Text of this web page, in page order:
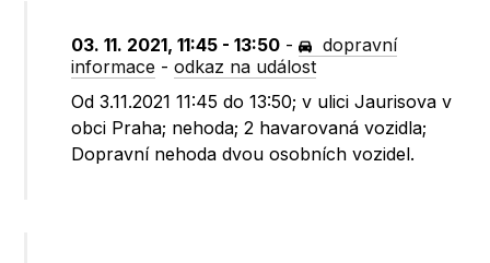
03. 11. 2021, 11:45 - 13:50 -
dopravní
informace -odkaz na událost
Od 3.11.2021 11:45 do 13:50; v ulici Jaurisova v
obci Praha; nehoda; 2 havarovaná vozidla;
Dopravní nehoda dvou osobních vozidel.